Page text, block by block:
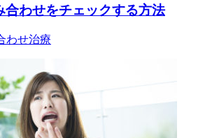
合わせをチェックする方法
わせ治療